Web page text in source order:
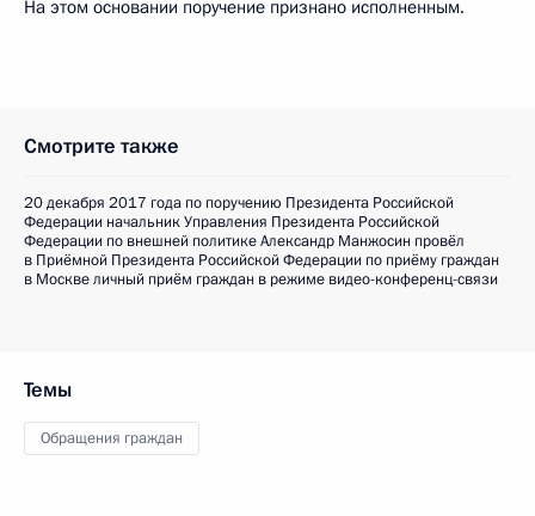
На этом основании поручение признано исполненным.
Смотрите также
20 декабря 2017 года по поручению Президента Российской
Федерации начальник Управления Президента Российской
Федерации по внешней политике Александр Манжосин провёл
в Приёмной Президента Российской Федерации по приёму граждан
в Москве личный приём граждан в режиме видео-конференц-связи
Темы
Обращения граждан